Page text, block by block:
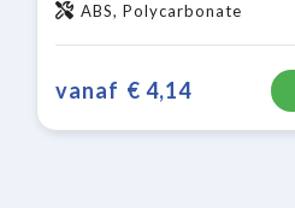
ABS, Polycarbonate
vanaf € 4,14